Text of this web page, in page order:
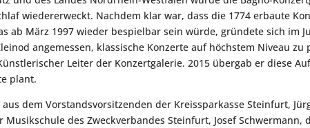
wiedererweckt. Nachdem klar war, dass die 1774 erbaute
ab März 1997 wieder bespielbar sein würde, gründete sich im
angemessen, klassische Konzerte auf höchstem Niveau
Leiter der Konzertgalerie. 2015 übergab er diese
plant.
dem Vorstandsvorsitzenden der Kreissparkasse Steinfurt,
Musikschule des Zweckverbandes Steinfurt, Josef